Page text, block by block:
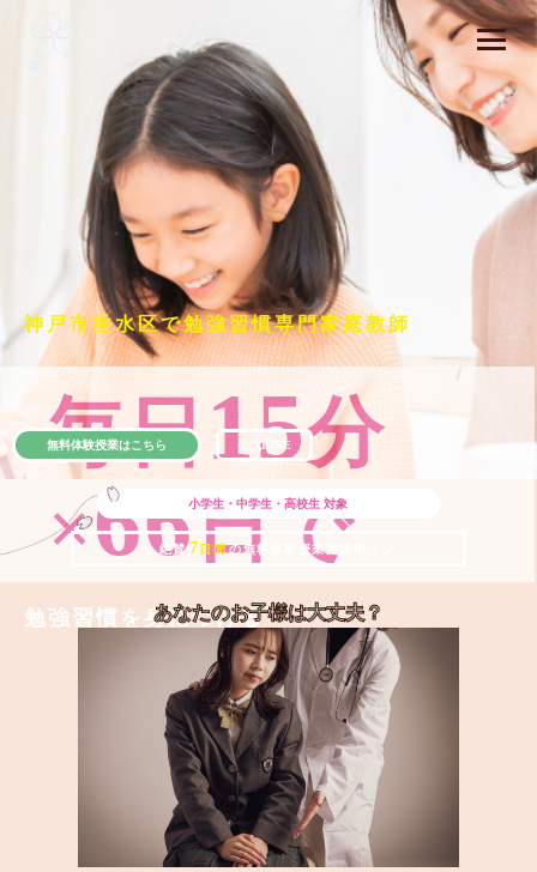
神戸市垂水区で勉強習慣専門家庭教師
毎日15分
×66日で
勉強習慣を身につける
小学生・中学生・高校生 対象
＼ 絶賛 7 日間の無料体験授業実施中!! ／
無料体験授業はこちら 公式LINE
あなたのお子様は大丈夫？